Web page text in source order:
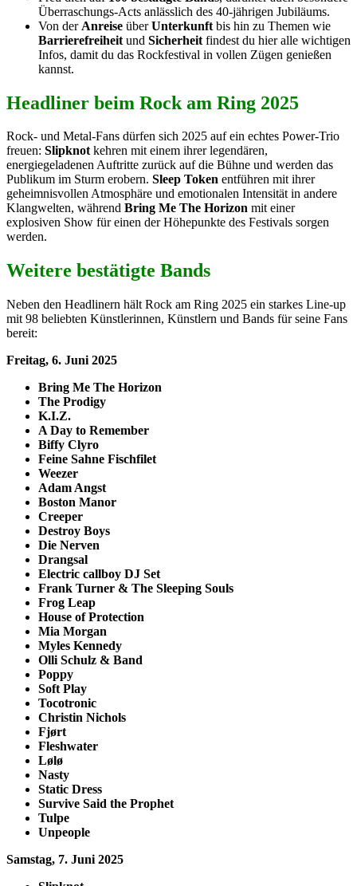
Überraschungs-Acts anlässlich des 40-jährigen Jubiläums.
Von der Anreise überUnterkunft bis hin zu Themen wie
Barrierefreiheit und Sicherheit findest du hier alle wichtigen
Infos, damit du das Rockfestival in vollen Zügen genießen
kannst.
Headliner beim Rock am Ring 2025
Rock- und Metal-Fans dürfen sich 2025 auf ein echtes Power-Trio
freuen: Slipknotkehren mit einem ihrer legendären,
energiegeladenen Auftritte zurück auf die Bühne und werden das
Publikum im Sturm erobern. Sleep Token entführen mit ihrer
geheimnisvollen Atmosphäre und emotionalen Intensität in andere
Klangwelten, während Bring Me The Horizon mit einer
explosiven Show für einen der Höhepunkte des Festivals sorgen
werden.
Weitere bestätigte Bands
Neben den Headlinern hält Rock am Ring 2025 ein starkes Line-up
mit 98 beliebten Künstlerinnen, Künstlern und Bands für seine Fans
bereit:
Freitag, 6. Juni 2025
Bring Me The Horizon
The Prodigy
K.I.Z.
A Day to Remember
Biffy Clyro
Feine Sahne Fischfilet
Weezer
Adam Angst
Boston Manor
Creeper
Destroy Boys
Die Nerven
Drangsal
Electric callboy DJ Set
Frank Turner & The Sleeping Souls
Frog Leap
House of Protection
Mia Morgan
Myles Kennedy
Olli Schulz & Band
Poppy
Soft Play
Tocotronic
Christin Nichols
Fjørt
Fleshwater
Lølø
Nasty
Static Dress
Survive Said the Prophet
Tulpe
Unpeople
Samstag, 7. Juni 2025